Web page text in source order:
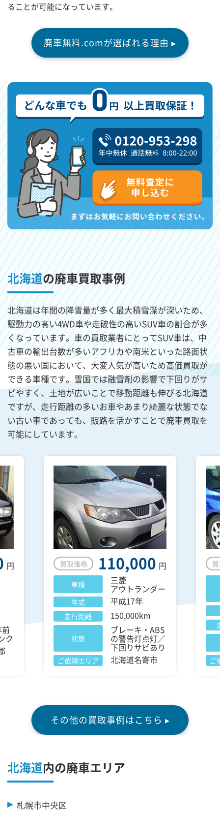
ることが可能になっています。
廃車無料.comが選ばれる理由 ▸
北海道の廃車買取事例
北海道は年間の降雪量が多く最大積雪深が深いため、
駆動力の高い4WD車や走破性の高いSUV車の割合が多
くなっています。車の買取業者にとってSUV車は、中
古車の輸出台数が多いアフリカや南米といった路面状
態の悪い国において、大変人気が高いため高価買取が
できる車種です。雪国では融雪剤の影響で下回りがサ
ビやすく、土地が広いことで移動距離も伸びる北海道
ですが、走行距離の多いお車やあまり綺麗な状態でな
い古い車であっても、販路を活かすことで廃車買取を
可能にしています。
円
ク
買取価格 110,000 円
車種 三菱
アウトランダー
年式 平成17年
走行距離 150,000km
状態
ブレーキ・ABS
の警告灯点灯／
下回りサビあり
ご依頼エリア 北海道名寄市 ご
その他の買取事例はこちら ▸
北海道内の廃車エリア
札幌市中央区